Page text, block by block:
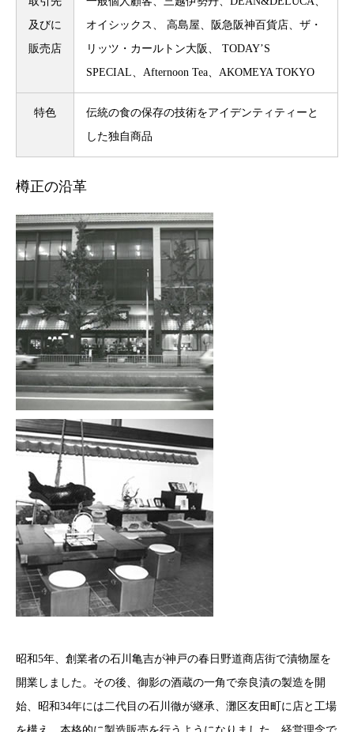
及びに
販売店
オイシックス、 高島屋、阪急阪神百貨店、ザ・
リッツ・カールトン大阪、 TODAY’S
SPECIAL、Afternoon Tea、AKOMEYA TOKYO
特色
伝統の食の保存の技術をアイデンティティーと
した独自商品
樽正の沿革
昭和5年、創業者の石川亀吉が神戸の春日野道商店街で漬物屋を
開業しました。その後、御影の酒蔵の一角で奈良漬の製造を開
始、昭和34年には二代目の石川徹が継承、灘区友田町に店と工場